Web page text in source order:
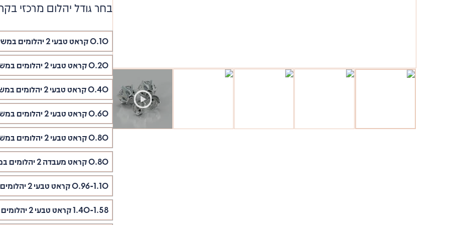
בחר גודל יהלום מרכזי
0.10 קראט טבעי 2 יהלומים במשקל 0.05
0.20 קראט טבעי 2 יהלומים במשקל 0.10
0.40 קראט טבעי 2 יהלומים במשקל 0.20
0.60 קראט טבעי 2 יהלומים במשקל 0.30
0.80 קראט טבעי 2 יהלומים במשקל 0.40
0.80 קראט מעבדה 2 יהלומים במשקל 0.40
0.96-1.10 קראט טבעי 2 יהלומים במשקל 0.48-0.55
1.40-1.58 קראט טבעי 2 יהלומים במשקל 0.70-0.79